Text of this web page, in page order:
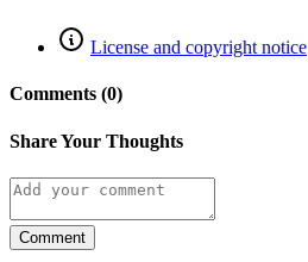
License and copyright notice
Comments (0)
Share Your Thoughts
Comment